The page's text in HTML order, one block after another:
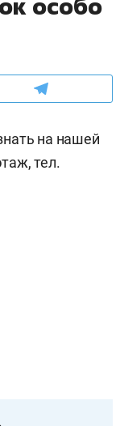
особо
на нашей
тел.